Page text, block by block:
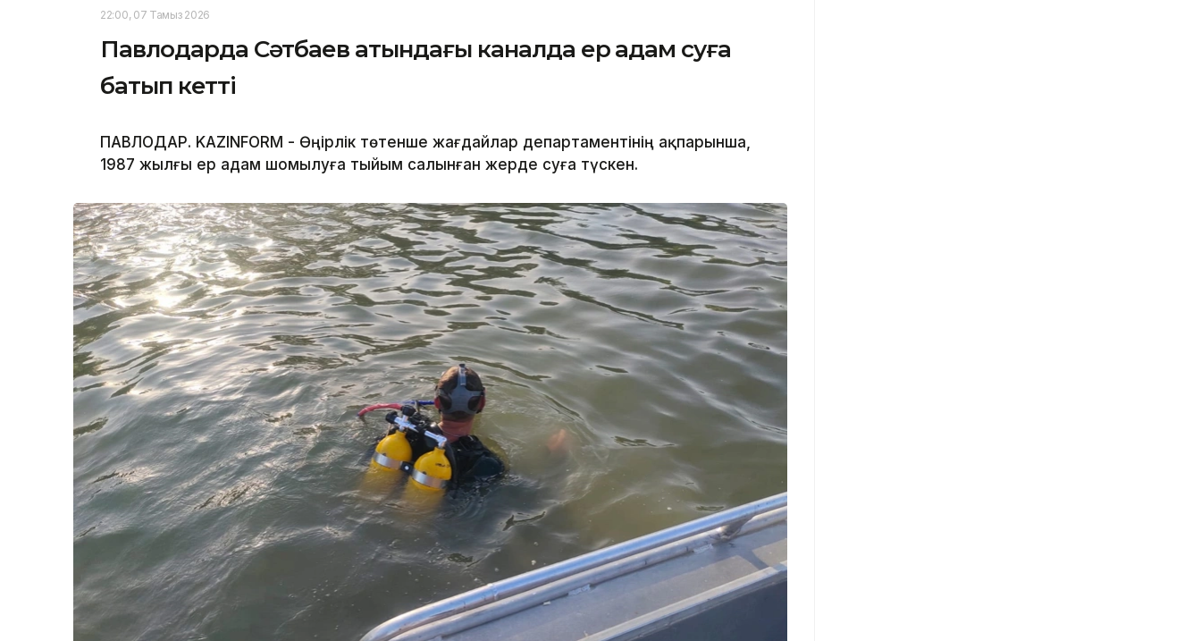
22:00, 07 Тамыз 2026
Павлодарда Сәтбаев атындағы каналда ер адам суға
батып кетті
ПАВЛОДАР. KAZINFORM - Өңірлік төтенше жағдайлар департаментінің ақпарынша,
1987 жылғы ер адам шомылуға тыйым салынған жерде суға түскен.